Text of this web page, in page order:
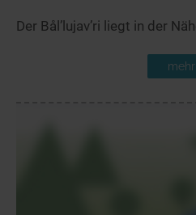
Der Bål’lujav’ri liegt in der
mehr